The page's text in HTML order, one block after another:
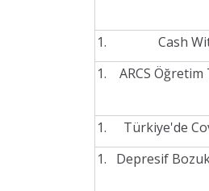
Cash
ARCS
Türkiye'de
Depresif